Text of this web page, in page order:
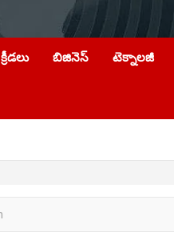
క్రీడలు బిజినెస్ టెక్నాలజీ